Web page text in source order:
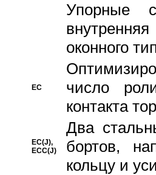
Упорные
оконного
EC
число
контакта
EC(J),
ECC(J)
Два
бортов,
кольцу и